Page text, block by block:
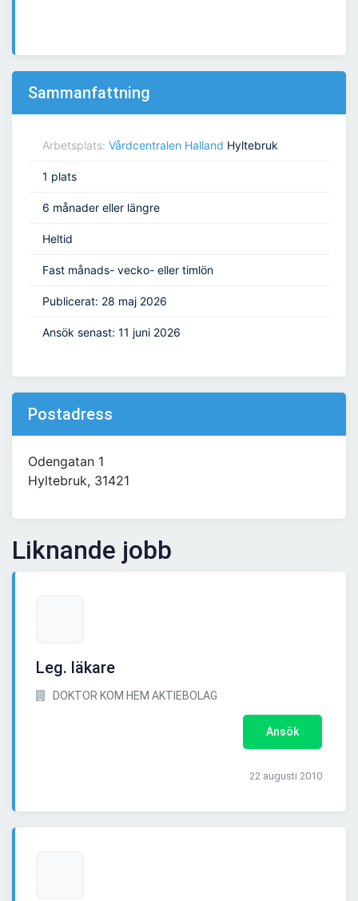
Sammanfattning
Arbetsplats: Vårdcentralen Halland Hyltebruk
1 plats
6 månader eller längre
Heltid
Fast månads- vecko- eller timlön
Publicerat: 28 maj 2026
Ansök senast: 11 juni 2026
Postadress
Odengatan 1
Hyltebruk, 31421
Liknande jobb
Leg. läkare
DOKTOR KOM HEM AKTIEBOLAG
Ansök
22 augusti 2010